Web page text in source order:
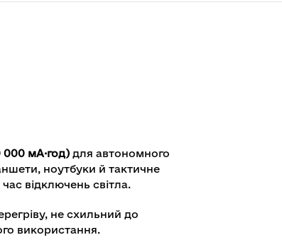
000 мА·год) для автономного
ноутбуки й тактичне
відключень світла.
не схильний до
використання.